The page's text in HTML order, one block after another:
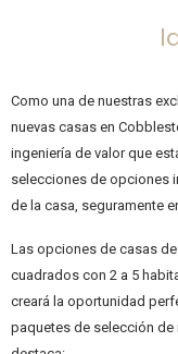
Como una de nuestras
nuevas casas en
ingeniería de valor que
selecciones de opciones
de la casa, seguramente
Las opciones de casas
cuadrados con 2 a 5
creará la oportunidad
paquetes de selección de